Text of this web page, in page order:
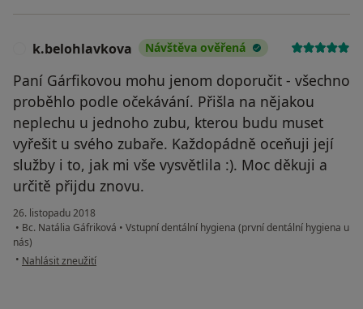
k.belohlavkova Návštěva ověřená
Paní Gárfikovou mohu jenom doporučit - všechno
proběhlo podle očekávání. Přišla na nějakou
neplechu u jednoho zubu, kterou budu muset
vyřešit u svého zubaře. Každopádně oceňuji její
služby i to, jak mi vše vysvětlila :). Moc děkuji a
určitě přijdu znovu.
26. listopadu 2018
• Bc. Natália Gáfriková • Vstupní dentální hygiena (první dentální hygiena u
nás)
• podle názoru uživatele k.belohlavkova
Nahlásit zneužití